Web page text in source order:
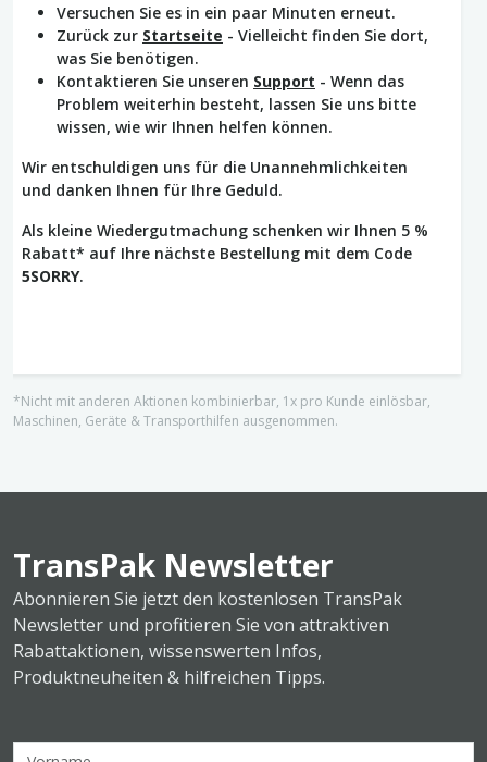
Versuchen Sie es in ein paar Minuten erneut.
Zurück zur Startseite - Vielleicht finden Sie dort,
was Sie benötigen.
Kontaktieren Sie unseren Support - Wenn das
Problem weiterhin besteht, lassen Sie uns bitte
wissen, wie wir Ihnen helfen können.
Wir entschuldigen uns für die Unannehmlichkeiten
und danken Ihnen für Ihre Geduld.
Als kleine Wiedergutmachung schenken wir Ihnen 5 %
Rabatt* auf Ihre nächste Bestellung mit dem Code
5SORRY.
*Nicht mit anderen Aktionen kombinierbar, 1x pro Kunde einlösbar,
Maschinen, Geräte & Transporthilfen ausgenommen.
TransPak Newsletter
Abonnieren Sie jetzt den kostenlosen TransPak
Newsletter und profitieren Sie von attraktiven
Rabattaktionen, wissenswerten Infos,
Produktneuheiten & hilfreichen Tipps.